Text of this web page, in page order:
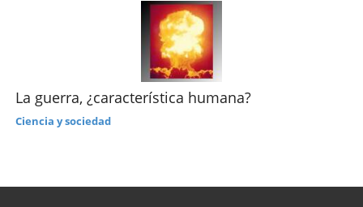
La guerra, ¿característica humana?
Ciencia y sociedad